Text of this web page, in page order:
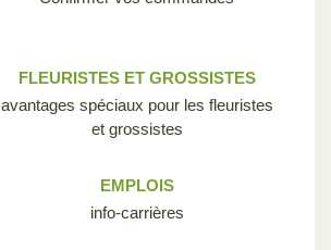
FLEURISTES ET GROSSISTES
avantages spéciaux pour les fleuristes
et grossistes
EMPLOIS
info-carrières